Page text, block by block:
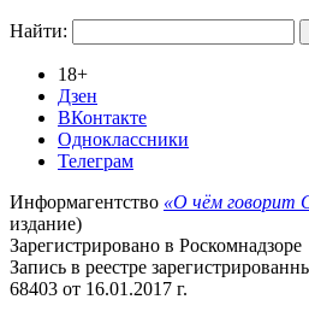
Найти:
18+
Дзен
ВКонтакте
Одноклассники
Телеграм
Информагентство «О чём говорит
издание)
Зарегистрировано в Роскомнадзоре
Запись в реестре
68403 от 16.01.2017 г.